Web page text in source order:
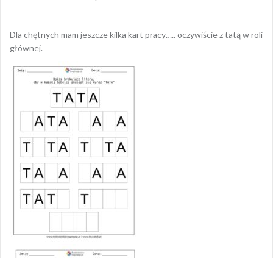
Dla chętnych mam jeszcze kilka kart pracy….. oczywiście z tatą w roli
głównej.